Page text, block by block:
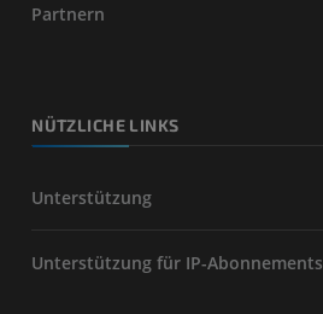
Partnern
NÜTZLICHE LINKS
Unterstützung
Unterstützung für IP-Abonnements